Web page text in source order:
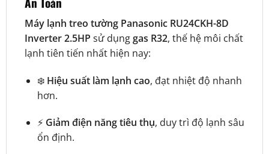
Máy lạnh treo tường Panasonic RU24CKH-8D
Inverter 2.5HP sử dụnggas R32, thế hệ môi chất
lạnh tiên tiến nhất hiện nay:
❄️ Hiệu suất làm lạnh cao, đạt nhiệt độ nhanh
hơn.
⚡ Giảm điện năng tiêu thụ, duy trì độ lạnh sâu
ổn định.